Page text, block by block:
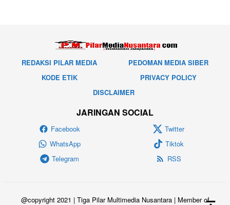
REDAKSI PILAR MEDIA
PEDOMAN MEDIA SIBER
KODE ETIK
PRIVACY POLICY
DISCLAIMER
JARINGAN SOCIAL
Facebook
Twitter
WhatsApp
Tiktok
Telegram
RSS
@copyright 2021 | Tiga Pilar Multimedia Nusantara | Member of